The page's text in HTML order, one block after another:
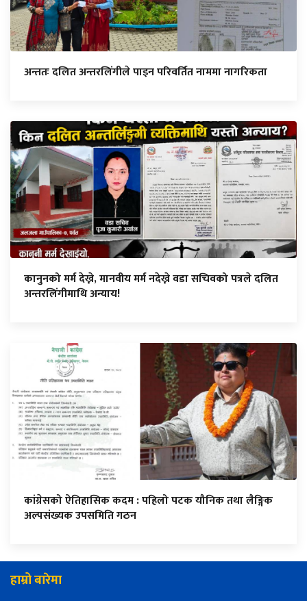
अन्ततः दलित अन्तरलिंगीले पाइन परिवर्तित नाममा नागरिकता
कानुनको मर्म देख्ने, मानवीय मर्म नदेख्ने वडा सचिवको पत्रले दलित
अन्तरलिंगीमाथि अन्याय!
कांग्रेसको ऐतिहासिक कदम : पहिलो पटक यौनिक तथा लैङ्गिक
अल्पसंख्यक उपसमिति गठन
हाम्रो बारेमा